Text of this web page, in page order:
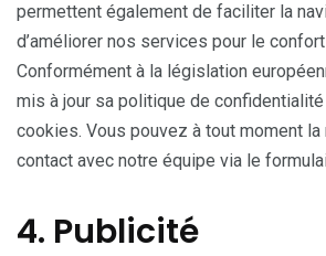
permettent également de faciliter la
d’améliorer nos services pour le
Conformément à la législation
mis à jour sa politique de
cookies. Vous pouvez à tout moment
contact avec notre équipe via le
4. Publicité